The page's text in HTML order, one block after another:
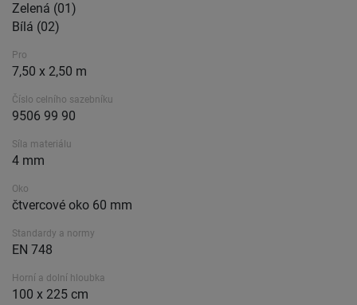
Zelená (01)
Bílá (02)
Pro
7,50 x 2,50 m
Číslo celního sazebníku
9506 99 90
Síla materiálu
4 mm
Oko
čtvercové oko 60 mm
Standardy a normy
EN 748
Horní a dolní hloubka
100 x 225 cm